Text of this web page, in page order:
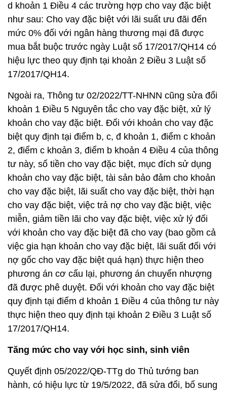
d khoản 1 Điều 4 các trường hợp cho vay đặc biệt
như sau: Cho vay đặc biệt với lãi suất ưu đãi đến
mức 0% đối với ngân hàng thương mại đã được
mua bắt buộc trước ngày Luật số 17/2017/QH14 có
hiệu lực theo quy định tại khoản 2 Điều 3 Luật số
17/2017/QH14.
Ngoài ra, Thông tư 02/2022/TT-NHNN cũng sửa đổi
khoản 1 Điều 5 Nguyên tắc cho vay đặc biệt, xử lý
khoản cho vay đặc biệt. Đối với khoản cho vay đặc
biệt quy định tại điểm b, c, đ khoản 1, điểm c khoản
2, điểm c khoản 3, điểm b khoản 4 Điều 4 của thông
tư này, số tiền cho vay đặc biệt, mục đích sử dụng
khoản cho vay đặc biệt, tài sản bảo đảm cho khoản
cho vay đặc biệt, lãi suất cho vay đặc biệt, thời hạn
cho vay đặc biệt, việc trả nợ cho vay đặc biệt, việc
miễn, giảm tiền lãi cho vay đặc biệt, việc xử lý đối
với khoản cho vay đặc biệt đã cho vay (bao gồm cả
việc gia hạn khoản cho vay đặc biệt, lãi suất đối với
nợ gốc cho vay đặc biệt quá hạn) thực hiện theo
phương án cơ cấu lại, phương án chuyển nhượng
đã được phê duyệt. Đối với khoản cho vay đặc biệt
quy định tại điểm d khoản 1 Điều 4 của thông tư này
thực hiện theo quy định tại khoản 2 Điều 3 Luật số
17/2017/QH14.
Tăng mức cho vay với học sinh, sinh viên
Quyết định 05/2022/QĐ-TTg do Thủ tướng ban
hành, có hiệu lực từ 19/5/2022, đã sửa đổi, bổ sung